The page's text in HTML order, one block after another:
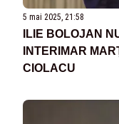
5 mai 2025, 21:58
ILIE BOLOJAN
INTERIMAR
CIOLACU